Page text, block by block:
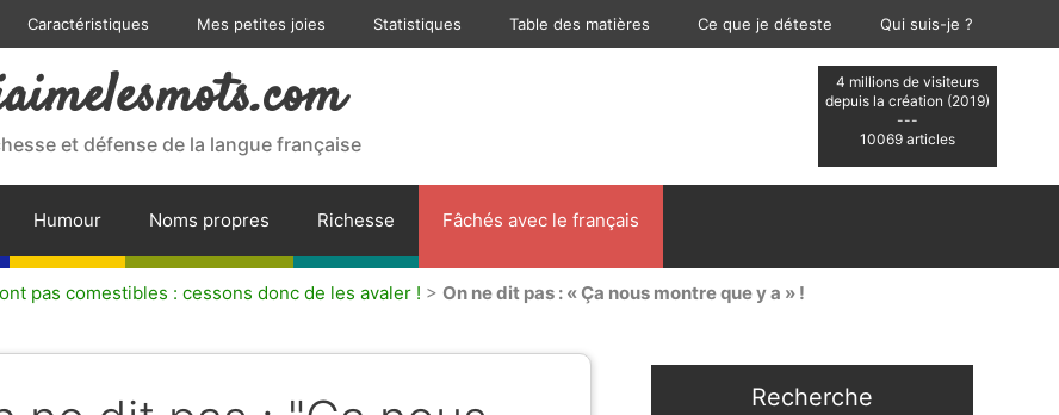
Caractéristiques Mes petites joies Statistiques Table des matières Ce que je déteste Qui suis-je ?
4 millions de visiteurs
depuis la création (2019)
---
10069 articles
et défense de la langue française
Humour Noms propres Richesse Fâchés avec le français
pas comestibles : cessons donc de les avaler ! > On ne dit pas : « Ça nous montre que y a » !
Recherche